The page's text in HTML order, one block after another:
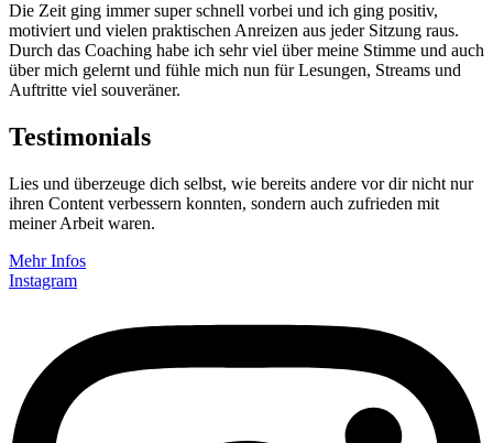
Die Zeit ging immer super schnell vorbei und ich ging positiv,
motiviert und vielen praktischen Anreizen aus jeder Sitzung raus.
Durch das Coaching habe ich sehr viel über meine Stimme und auch
über mich gelernt und fühle mich nun für Lesungen, Streams und
Auftritte viel souveräner.
Testimonials
Lies und überzeuge dich selbst, wie bereits andere vor dir nicht nur
ihren Content verbessern konnten, sondern auch zufrieden mit
meiner Arbeit waren.
Mehr Infos
Instagram